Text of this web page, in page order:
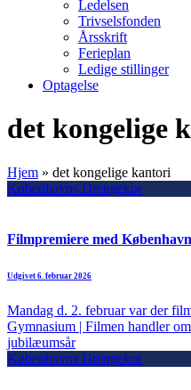
Ledelsen
Trivselsfonden
Årsskrift
Ferieplan
Ledige stillinger
Optagelse
det kongelige
Hjem » det kongelige kantori
Københavns Drengekor
Filmpremiere med
Udgivet 6. februar 2026
Mandag d. 2. februar var der
Gymnasium | Filmen handler
jubilæumsår
Københavns Drengekor